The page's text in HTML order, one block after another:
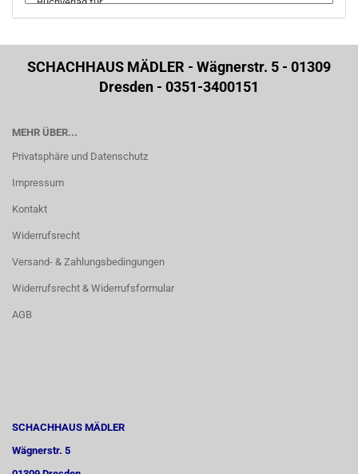
SCHACHHAUS MÄDLER - Wägnerstr. 5 - 01309
Dresden - 0351-3400151
MEHR ÜBER...
Privatsphäre und Datenschutz
Impressum
Kontakt
Widerrufsrecht
Versand- & Zahlungsbedingungen
Widerrufsrecht & Widerrufsformular
AGB
SCHACHHAUS MÄDLER
Wägnerstr. 5